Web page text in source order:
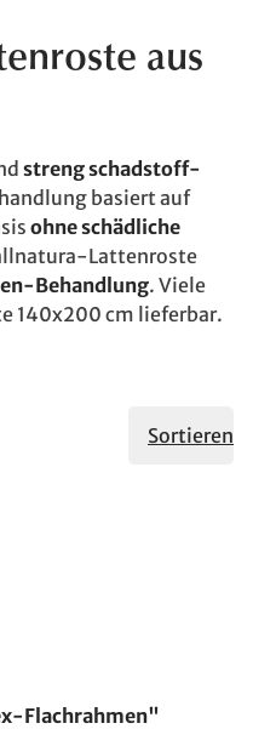
aus
streng schadstoff-
basiert auf
ohne schädliche
Lattenroste
Behandlung. Viele
140x200 cm lieferbar.
Sortieren
Flachrahmen"